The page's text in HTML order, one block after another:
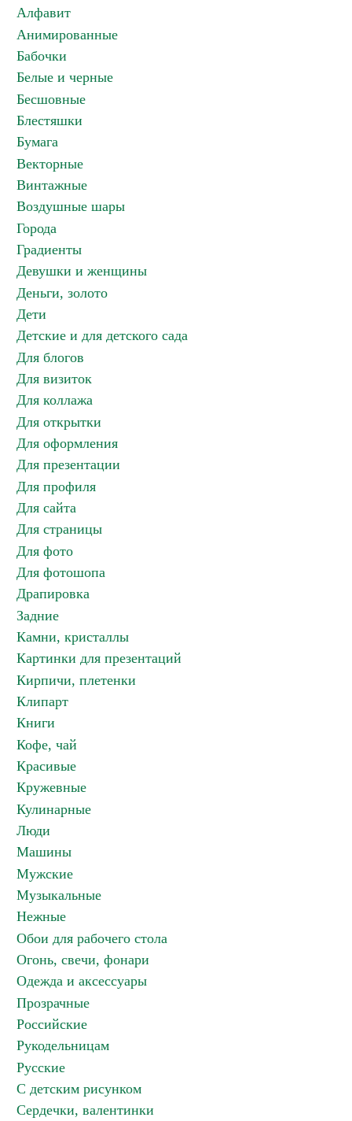
Алфавит
Анимированные
Бабочки
Белые и черные
Бесшовные
Блестяшки
Бумага
Векторные
Винтажные
Воздушные шары
Города
Градиенты
Девушки и женщины
Деньги, золото
Дети
Детские и для детского сада
Для блогов
Для визиток
Для коллажа
Для открытки
Для оформления
Для презентации
Для профиля
Для сайта
Для страницы
Для фото
Для фотошопа
Драпировка
Задние
Камни, кристаллы
Картинки для презентаций
Кирпичи, плетенки
Клипарт
Книги
Кофе, чай
Красивые
Кружевные
Кулинарные
Люди
Машины
Мужские
Музыкальные
Нежные
Обои для рабочего стола
Огонь, свечи, фонари
Одежда и аксессуары
Прозрачные
Российские
Рукодельницам
Русские
С детским рисунком
Сердечки, валентинки